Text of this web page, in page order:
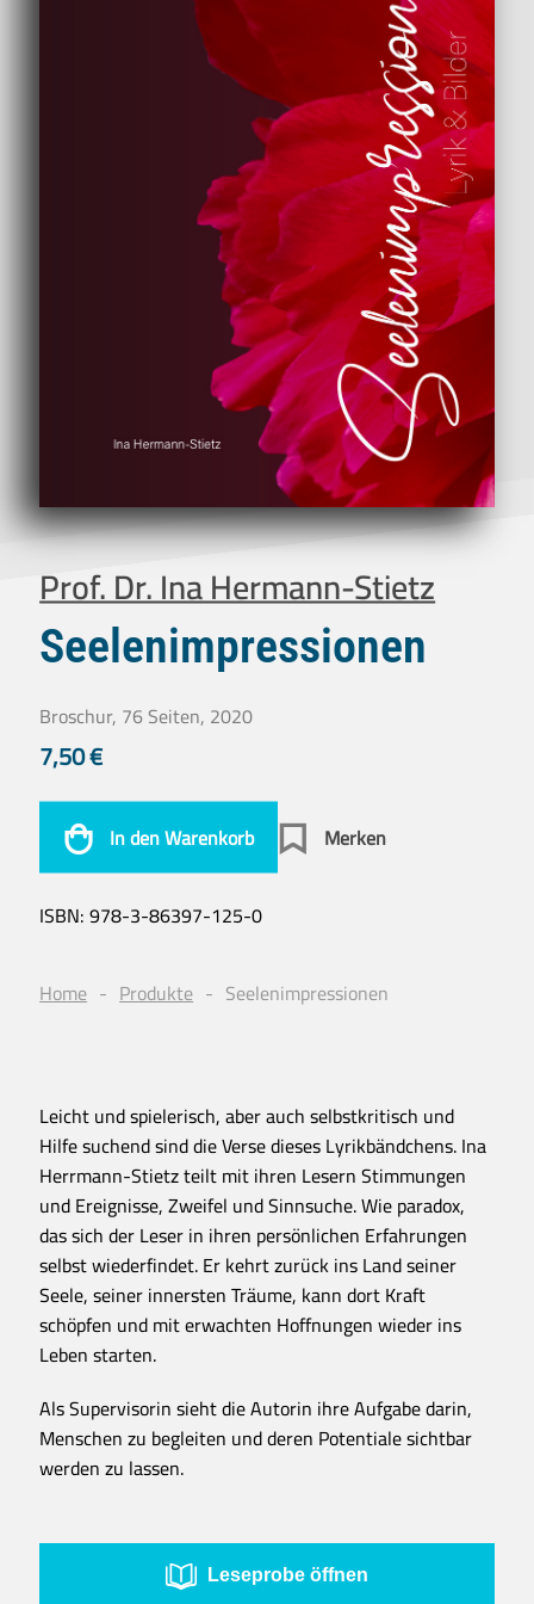
Prof. Dr. Ina Hermann-Stietz
Seelenimpressionen
Broschur, 76 Seiten, 2020
7,50€
In den Warenkorb Merken
ISBN:978-3-86397-125-0
Home Produkte Seelenimpressionen
Leicht und spielerisch, aber auch selbstkritisch und
Hilfe suchend sind die Verse dieses Lyrikbändchens. Ina
Herrmann-Stietz teilt mit ihren Lesern Stimmungen
und Ereignisse, Zweifel und Sinnsuche. Wie paradox,
das sich der Leser in ihren persönlichen Erfahrungen
selbst wiederfindet. Er kehrt zurück ins Land seiner
Seele, seiner innersten Träume, kann dort Kraft
schöpfen und mit erwachten Hoffnungen wieder ins
Leben starten.
Als Supervisorin sieht die Autorin ihre Aufgabe darin,
Menschen zu begleiten und deren Potentiale sichtbar
werden zu lassen.
Leseprobe öffnen